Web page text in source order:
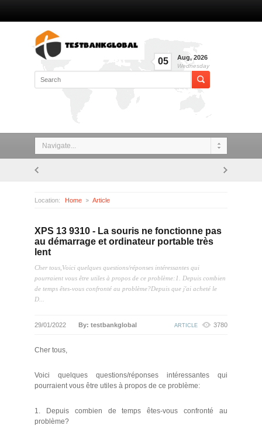
05 Aug, 2026
Wednesday
Navigate...
Location: Home Article
XPS 13 9310 - La souris ne fonctionne pas
au démarrage et ordinateur portable très
lent
Cher tous,Voici quelques questions/réponses intéressantes qui
pourraient vous être utiles à propos de ce problème:1. Depuis combien
de temps êtes-vous confronté au problème?Depuis que j'ai acheté le
D...
29/01/2022 By: testbankglobal ARTICLE 3780
Cher tous,
Voici quelques questions/réponses intéressantes qui
pourraient vous être utiles à propos de ce problème:
1. Depuis combien de temps êtes-vous confronté au
problème?